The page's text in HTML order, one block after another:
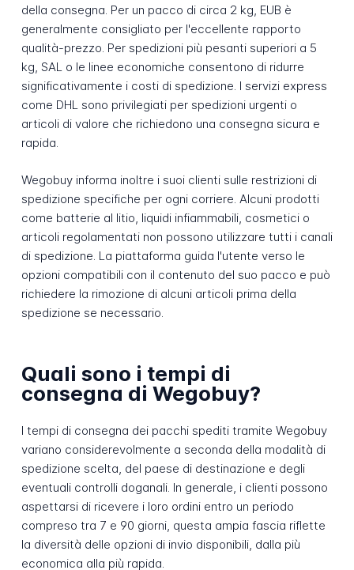
della consegna. Per un pacco di circa 2 kg, EUB è
generalmente consigliato per l'eccellente rapporto
qualità-prezzo. Per spedizioni più pesanti superiori a 5
kg, SAL o le linee economiche consentono di ridurre
significativamente i costi di spedizione. I servizi express
come DHL sono privilegiati per spedizioni urgenti o
articoli di valore che richiedono una consegna sicura e
rapida.
Wegobuy informa inoltre i suoi clienti sulle restrizioni di
spedizione specifiche per ogni corriere. Alcuni prodotti
come batterie al litio, liquidi infiammabili, cosmetici o
articoli regolamentati non possono utilizzare tutti i canali
di spedizione. La piattaforma guida l'utente verso le
opzioni compatibili con il contenuto del suo pacco e può
richiedere la rimozione di alcuni articoli prima della
spedizione se necessario.
Quali sono i tempi di
consegna di Wegobuy?
I tempi di consegna dei pacchi spediti tramite Wegobuy
variano considerevolmente a seconda della modalità di
spedizione scelta, del paese di destinazione e degli
eventuali controlli doganali. In generale, i clienti possono
aspettarsi di ricevere i loro ordini entro un periodo
compreso tra 7 e 90 giorni, questa ampia fascia riflette
la diversità delle opzioni di invio disponibili, dalla più
economica alla più rapida.